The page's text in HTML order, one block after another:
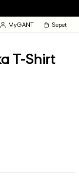
MyGANT Sepet
T-Shirt